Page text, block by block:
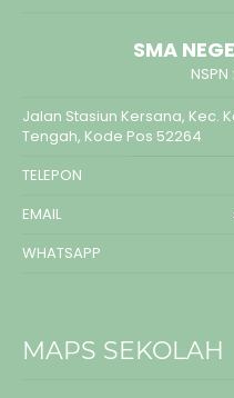
SMA
NSPN :
Jalan Stasiun Kersana, Kec.
Tengah, Kode Pos 52264
TELEPON
EMAIL
WHATSAPP
MAPS SEKOLAH